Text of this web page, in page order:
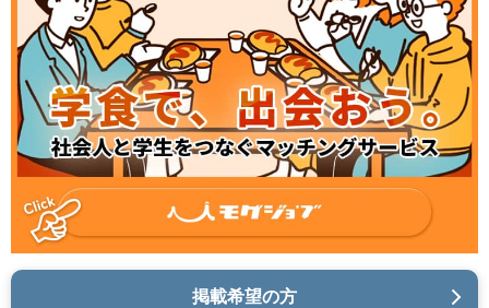
掲載希望の方